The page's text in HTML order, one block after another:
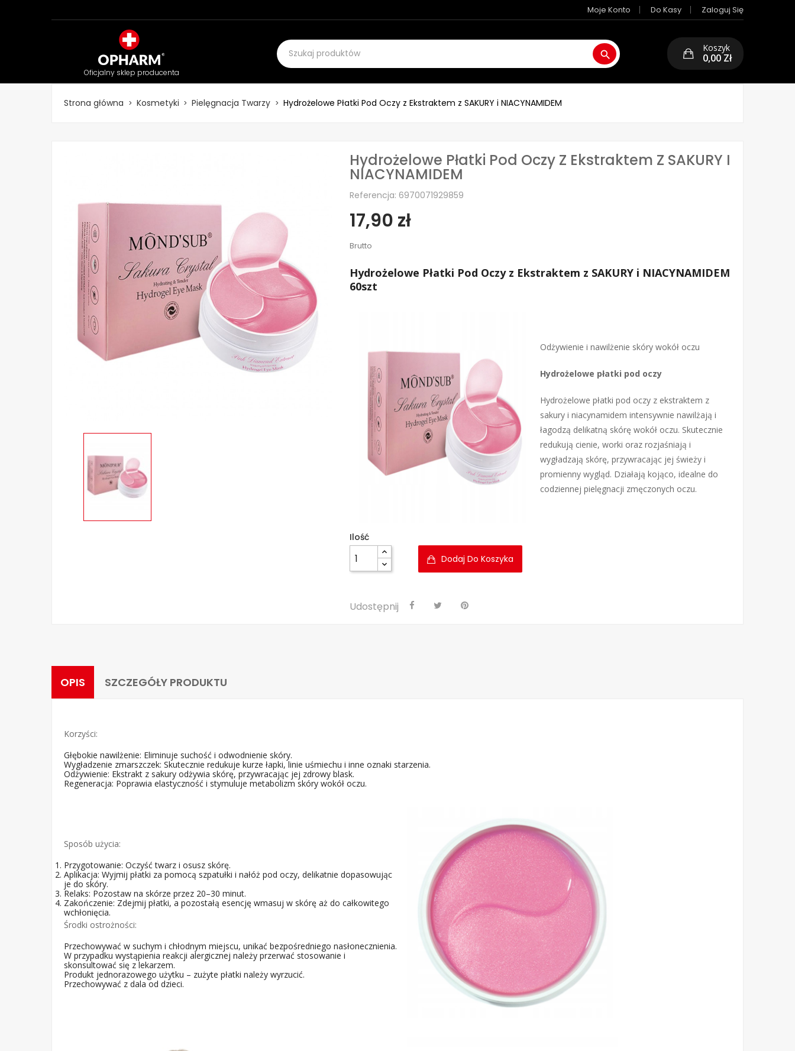
Moje Konto Do Kasy Zaloguj Się
Oficjalny sklep producenta
Koszyk
0,00 Zł
search
Strona główna Kosmetyki Pielęgnacja Twarzy Hydrożelowe Płatki Pod Oczy z Ekstraktem z SAKURY i NIACYNAMIDEM
Hydrożelowe Płatki Pod Oczy Z Ekstraktem Z SAKURY I
NIACYNAMIDEM
Referencja: 6970071929859
17,90 zł
Brutto
Hydrożelowe Płatki Pod Oczy z Ekstraktem z SAKURY i NIACYNAMIDEM
60szt
Odżywienie i nawilżenie skóry wokół oczu
Hydrożelowe płatki pod oczy
Hydrożelowe płatki pod oczy z ekstraktem z
sakury i niacynamidem intensywnie nawilżają i
łagodzą delikatną skórę wokół oczu. Skutecznie
redukują cienie, worki oraz rozjaśniają i
wygładzają skórę, przywracając jej świeży i
promienny wygląd. Działają kojąco, idealne do
codziennej pielęgnacji zmęczonych oczu.
Ilość
Dodaj Do Koszyka
Udostępnij
OPIS SZCZEGÓŁY PRODUKTU
Korzyści:
Głębokie nawilżenie: Eliminuje suchość i odwodnienie skóry.
Wygładzenie zmarszczek: Skutecznie redukuje kurze łapki, linie uśmiechu i inne oznaki starzenia.
Odżywienie: Ekstrakt z sakury odżywia skórę, przywracając jej zdrowy blask.
Regeneracja: Poprawia elastyczność i stymuluje metabolizm skóry wokół oczu.
Sposób użycia:
Przygotowanie: Oczyść twarz i osusz skórę.
Aplikacja: Wyjmij płatki za pomocą szpatułki i nałóż pod oczy, delikatnie dopasowując
je do skóry.
Relaks: Pozostaw na skórze przez 20–30 minut.
Zakończenie: Zdejmij płatki, a pozostałą esencję wmasuj w skórę aż do całkowitego
wchłonięcia.
Środki ostrożności:
Przechowywać w suchym i chłodnym miejscu, unikać bezpośredniego nasłonecznienia.
W przypadku wystąpienia reakcji alergicznej należy przerwać stosowanie i
skonsultować się z lekarzem.
Produkt jednorazowego użytku – zużyte płatki należy wyrzucić.
Przechowywać z dala od dzieci.